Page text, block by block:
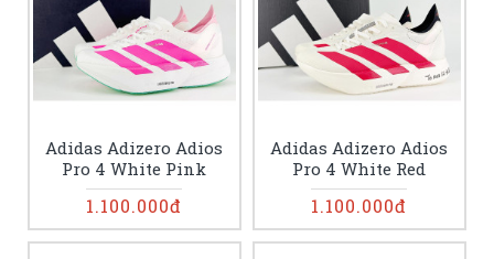
Adidas Adizero Adios
Pro 4 White Pink
1.100.000đ
Adidas Adizero Adios
Pro 4 White Red
1.100.000đ